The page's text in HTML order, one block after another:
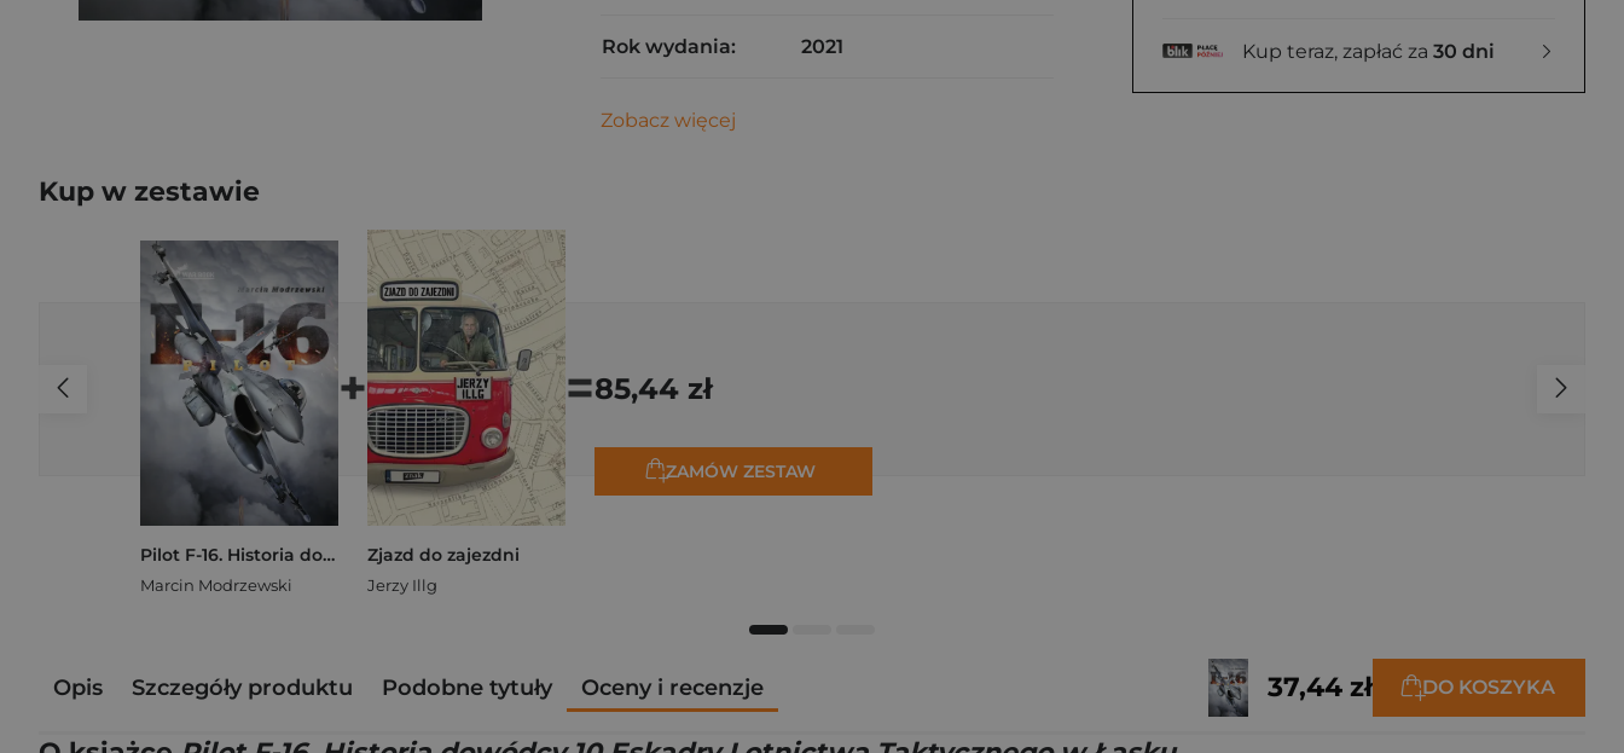
Kup teraz, zapłać za 30 dni
Rok wydania: 2021
Zobacz więcej
Kup w zestawie
Pilot F-16. Historia dowódcy 10 Eskadry Lotnictwa Taktycznego w Łasku
Marcin Modrzewski
+
Zjazd do zajezdni
Jerzy Illg
=85,44 zł
ZAMÓW ZESTAW
Opis Szczegóły produktu Podobne tytuły Oceny i recenzje 37,44 zł DO KOSZYKA